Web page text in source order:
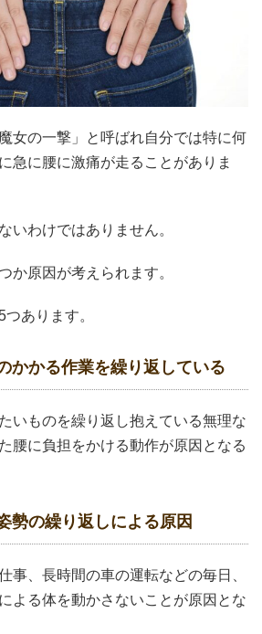
女の一撃」と呼ばれ自分では特に何
急に腰に激痛が走ることがありま
いわけではありません。
か原因が考えられます。
あります。
かかる作業を繰り返している
いものを繰り返し抱えている無理な
腰に負担をかける動作が原因となる
勢の繰り返しによる原因
事、長時間の車の運転などの毎日、
よる体を動かさないことが原因とな